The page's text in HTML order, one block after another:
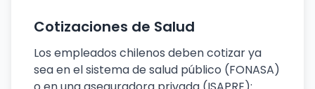
Cotizaciones de Salud
Los empleados chilenos deben cotizar ya
sea en el sistema de salud público (FONASA)